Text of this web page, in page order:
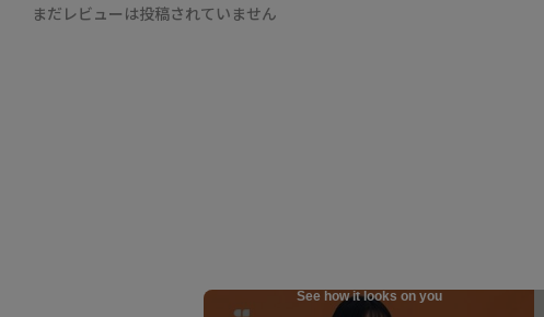
まだレビューは投稿されていません
See how it looks on you